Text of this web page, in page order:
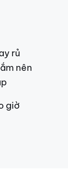
rủ
nên
giờ